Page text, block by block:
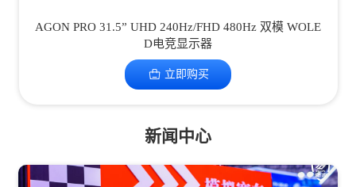
AGON PRO 31.5” UHD 240Hz/FHD 480Hz 双模 WOLE
D电竞显示器
立即购买
新闻中心